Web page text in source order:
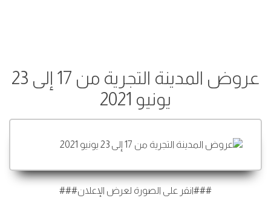
عروض المدينة التجرية من 17 إلى 23
يونيو 2021
###انقر على الصورة لعرض الإعلان###